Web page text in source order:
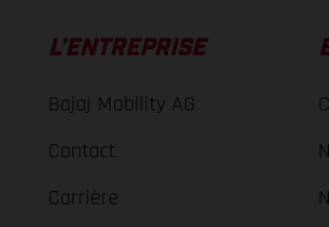
L’ENTREPRISE
Bajaj Mobility AG
Contact
Carrière